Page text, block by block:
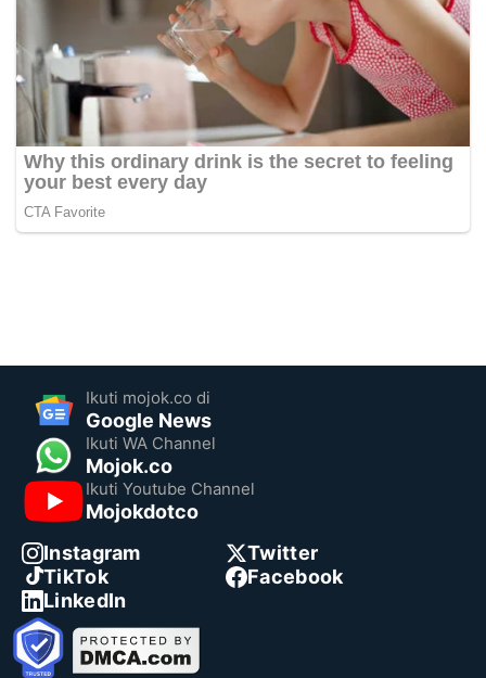
Ikuti mojok.co di
Google News
Ikuti WA Channel
Mojok.co
Ikuti Youtube Channel
Mojokdotco
Instagram
Twitter
TikTok
Facebook
LinkedIn